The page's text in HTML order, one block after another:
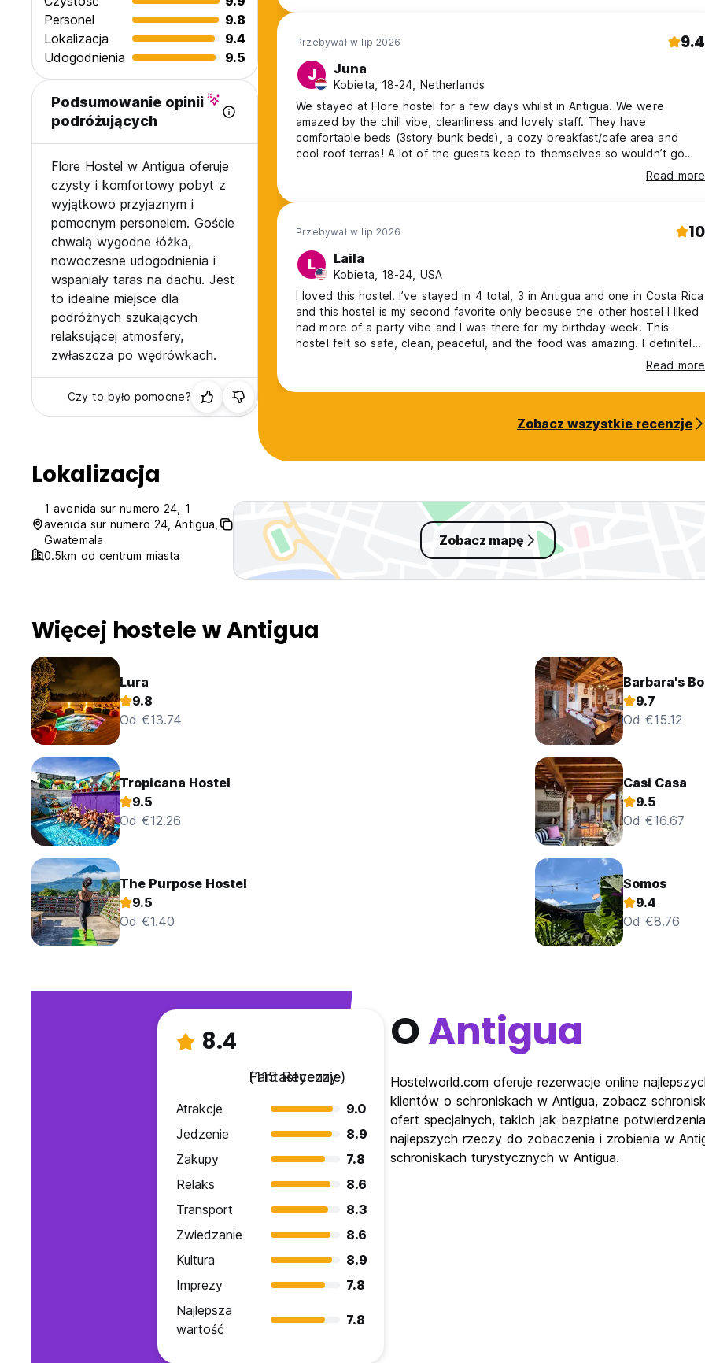
Personel
9.8
Lokalizacja
9.4
Udogodnienia
9.5
Podsumowanie opinii
podróżujących
Flore Hostel w Antigua oferuje
czysty i komfortowy pobyt z
wyjątkowo przyjaznym i
pomocnym personelem. Goście
chwalą wygodne łóżka,
nowoczesne udogodnienia i
wspaniały taras na dachu. Jest
to idealne miejsce dla
podróżnych szukających
relaksującej atmosfery,
zwłaszcza po wędrówkach.
Czy to było pomocne?
Przebywał w lip 2026 9.4
J Juna
Kobieta, 18-24, Netherlands
We stayed at Flore hostel for a few days whilst in Antigua. We were
amazed by the chill vibe, cleanliness and lovely staff. They have
comfortable beds (3story bunk beds), a cozy breakfast/cafe area and
cool roof terras! A lot of the guests keep to themselves so wouldn’t go
here if you are looking for a social hostel. But definitely would recommend
Read more
Przebywał w lip 2026 10
L Laila
Kobieta, 18-24, USA
I loved this hostel. I’ve stayed in 4 total, 3 in Antigua and one in Costa Rica
and this hostel is my second favorite only because the other hostel I liked
had more of a party vibe and I was there for my birthday week. This
hostel felt so safe, clean, peaceful, and the food was amazing. I definitely
Read more
Zobacz wszystkie recenzje
Lokalizacja
1 avenida sur numero 24, 1
avenida sur numero 24, Antigua,
Gwatemala
0.5km od centrum miasta
Zobacz mapę
Więcej hostele w Antigua
Lura
9.8
Od €13.74
Barbara's
9.7
Od €15.12
Tropicana Hostel
9.5
Od €12.26
Casi Casa
9.5
Od €16.67
The Purpose Hostel
9.5
Od €1.40
Somos
9.4
Od €8.76
8.4
Fantastyczny
(115 Recenzje)
Atrakcje
9.0
Jedzenie
8.9
Zakupy
7.8
Relaks
8.6
Transport
8.3
Zwiedzanie
8.6
Kultura
8.9
Imprezy
7.8
Najlepsza
wartość
7.8
OAntigua
Hostelworld.com oferuje rezerwacje online
klientów o schroniskach w Antigua, zobacz
ofert specjalnych, takich jak bezpłatne
najlepszych rzeczy do zobaczenia i zrobienia w
schroniskach turystycznych w Antigua.